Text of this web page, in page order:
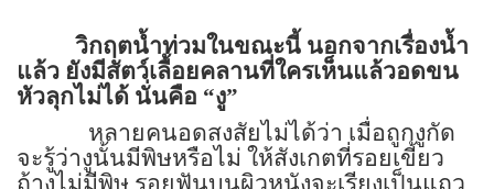
วิกฤตน้ำท่วมในขณะนี้ นอกจากเรื่องน้ำ
แล้ว ยังมีสัตว์เลื้อยคลานที่ใครเห็นแล้วอดขน
หัวลุกไม่ได้ นั่นคือ “งู”
หลายคนอดสงสัยไม่ได้ว่า เมื่อถูกงูกัด
จะรู้ว่างูนั้นมีพิษหรือไม่ ให้สังเกตที่รอยเขี้ยว
ถ้างูไม่มีพิษ รอยฟันบนผิวหนังจะเรียงเป็นแถว